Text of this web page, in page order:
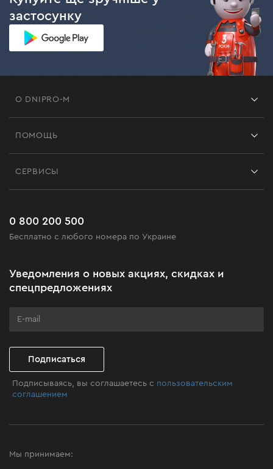
застосунку
О DNIPRO-M
Черная пятница
Клуб мастерства
ПОМОЩЬ
Часто задаваемые вопросы
СЕРВИСЫ
0 800 200 500
Бесплатно с любого номера по Украине
Уведомления о новых акциях, скидках и
спецпредложениях
Подписаться
Подписываясь, вы соглашаетесь с пользовательским
соглашением
Мы принимаем: